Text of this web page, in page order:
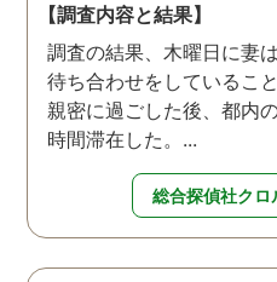
【調査内容と結果】
調査の結果、木曜日に妻
待ち合わせをしているこ
親密に過ごした後、都内
時間滞在した。...
総合探偵社クロ